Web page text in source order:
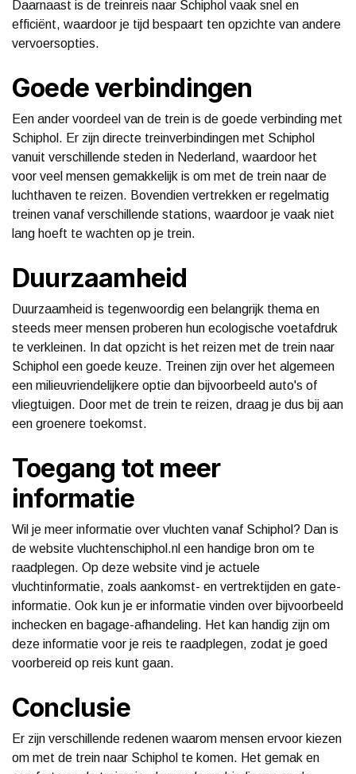
Daarnaast is de treinreis naar Schiphol vaak snel en
efficiënt, waardoor je tijd bespaart ten opzichte van andere
vervoersopties.
Goede verbindingen
Een ander voordeel van de trein is de goede verbinding met
Schiphol. Er zijn directe treinverbindingen met Schiphol
vanuit verschillende steden in Nederland, waardoor het
voor veel mensen gemakkelijk is om met de trein naar de
luchthaven te reizen. Bovendien vertrekken er regelmatig
treinen vanaf verschillende stations, waardoor je vaak niet
lang hoeft te wachten op je trein.
Duurzaamheid
Duurzaamheid is tegenwoordig een belangrijk thema en
steeds meer mensen proberen hun ecologische voetafdruk
te verkleinen. In dat opzicht is het reizen met de trein naar
Schiphol een goede keuze. Treinen zijn over het algemeen
een milieuvriendelijkere optie dan bijvoorbeeld auto's of
vliegtuigen. Door met de trein te reizen, draag je dus bij aan
een groenere toekomst.
Toegang tot meer
informatie
Wil je meer informatie over vluchten vanaf Schiphol? Dan is
de website vluchtenschiphol.nl een handige bron om te
raadplegen. Op deze website vind je actuele
vluchtinformatie, zoals aankomst- en vertrektijden en gate-
informatie. Ook kun je er informatie vinden over bijvoorbeeld
inchecken en bagage-afhandeling. Het kan handig zijn om
deze informatie voor je reis te raadplegen, zodat je goed
voorbereid op reis kunt gaan.
Conclusie
Er zijn verschillende redenen waarom mensen ervoor kiezen
om met de trein naar Schiphol te komen. Het gemak en